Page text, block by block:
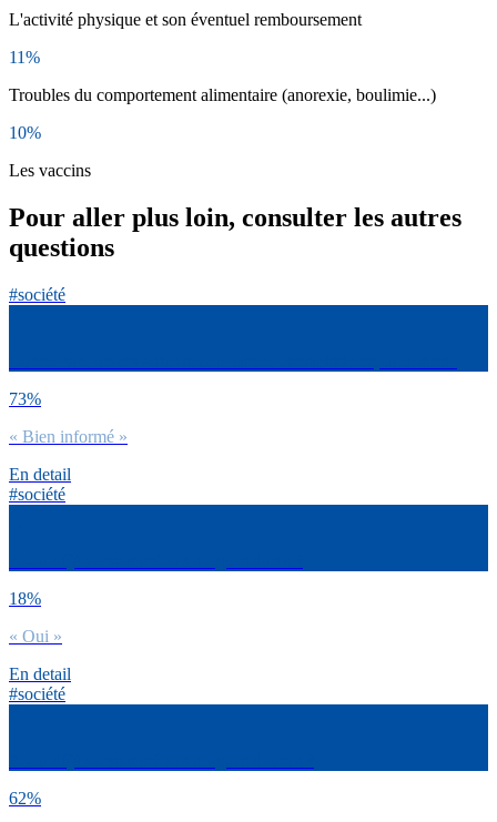
L'activité physique et son éventuel remboursement
11%
Troubles du comportement alimentaire (anorexie, boulimie...)
10%
Les vaccins
Pour aller plus loin, consulter les autres
questions
#société
73%
« Bien informé »
En detail
#société
18%
« Oui »
En detail
#société
62%